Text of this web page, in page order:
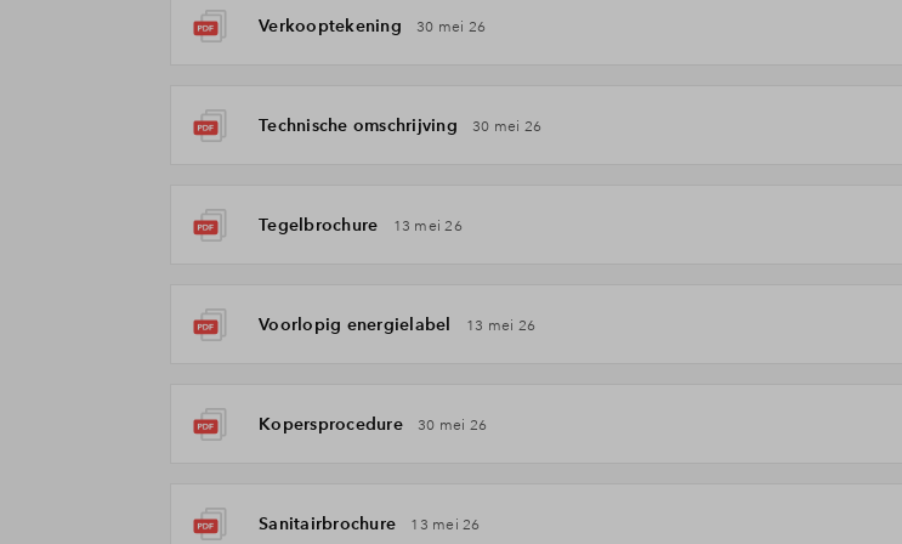
Verkooptekening 30 mei 26
Technische omschrijving 30 mei 26
Tegelbrochure 13 mei 26
Voorlopig energielabel 13 mei 26
Kopersprocedure 30 mei 26
Sanitairbrochure 13 mei 26